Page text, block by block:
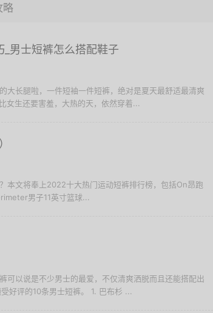
略
男士短裤怎么搭配鞋子
大长腿啦，一件短袖一件短裤，绝对是夏天最舒适最清爽
女生还要害羞，大热的天，依然穿着...
本文将奉上2022十大热门运动短裤排行榜，包括On昂跑
男子11英寸篮球...
可以说是不少男士的最爱，不仅清爽洒脱而且还能搭配出
好评的10条男士短裤。 1. 巴布杉 ...